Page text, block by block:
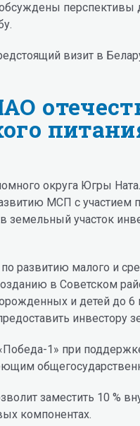
перспективы
визит в
округа Югры
МСП с
земельный участок
развитию малого и
в Советском
и детей до
инвестору
1» при
заместить 10
компонентах.